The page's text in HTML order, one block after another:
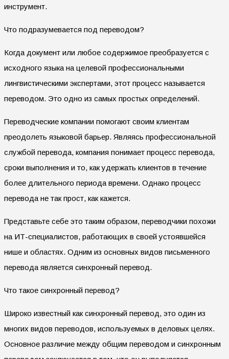
инструмент.
Что подразумевается под переводом?
Когда документ или любое содержимое преобразуется с
исходного языка на целевой профессиональными
лингвистическими экспертами, этот процесс называется
переводом. Это одно из самых простых определений.
Переводческие компании помогают своим клиентам
преодолеть языковой барьер. Являясь профессиональной
службой перевода, компания понимает процесс перевода,
сроки выполнения и то, как удержать клиентов в течение
более длительного периода времени. Однако процесс
перевода не так прост, как кажется.
Представьте себе это таким образом, переводчики похожи
на ИТ-специалистов, работающих в своей устоявшейся
нише и областях. Одним из основных видов письменного
перевода является синхронный перевод.
Что такое синхронный перевод?
Широко известный как синхронный перевод, это один из
многих видов переводов, используемых в деловых целях.
Основное различие между общим переводом и синхронным